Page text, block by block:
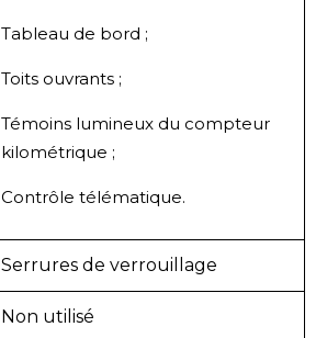
Tableau de bord ;
Toits ouvrants ;
Témoins lumineux du compteur
kilométrique ;
Contrôle télématique.
Serrures de verrouillage
Non utilisé